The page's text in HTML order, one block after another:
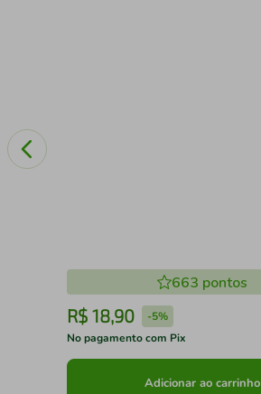
663 pontos
R$ 18,90 -5%
No pagamento com Pix
Adicionar ao carrinho